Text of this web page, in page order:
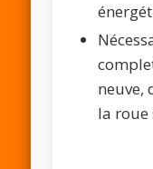
neuve,
la roue